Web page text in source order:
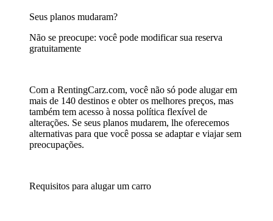
Seus planos mudaram?
Não se preocupe: você pode modificar sua reserva
gratuitamente
Com a RentingCarz.com, você não só pode alugar em
mais de 140 destinos e obter os melhores preços, mas
também tem acesso à nossa política flexível de
alterações. Se seus planos mudarem, lhe oferecemos
alternativas para que você possa se adaptar e viajar sem
preocupações.
Requisitos para alugar um carro